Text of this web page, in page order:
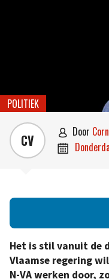
POLITIEK
CV  door

Het is stil vanuit de
Vlaamse regering
N-VA werken door,